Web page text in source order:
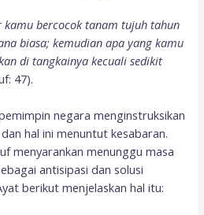
kamu bercocok tanam tujuh tahun
biasa; kemudian apa yang kamu
di tangkainya kecuali sedikit
47).
negara menginstruksikan
hal ini menuntut kesabaran.
menyarankan menunggu masa
antisipasi dan solusi
berikut menjelaskan hal itu: